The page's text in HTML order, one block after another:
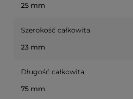
25 mm
Szerokość całkowita
23 mm
Długość całkowita
75 mm